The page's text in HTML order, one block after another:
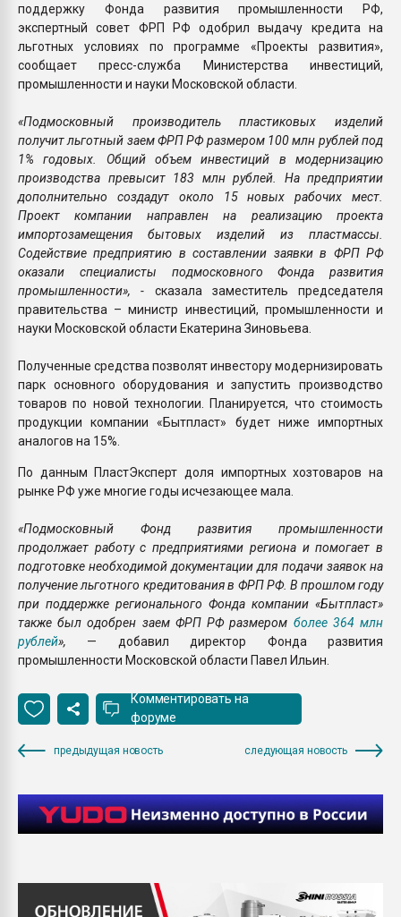
поддержку Фонда развития промышленности РФ,
экспертный совет ФРП РФ одобрил выдачу кредита на
льготных условиях по программе «Проекты развития»,
сообщает пресс-служба Министерства инвестиций,
промышленности и науки Московской области.
«Подмосковный производитель пластиковых изделий
получит льготный заем ФРП РФ размером 100 млн рублей под
1% годовых. Общий объем инвестиций в модернизацию
производства превысит 183 млн рублей. На предприятии
дополнительно создадут около 15 новых рабочих мест.
Проект компании направлен на реализацию проекта
импортозамещения бытовых изделий из пластмассы.
Содействие предприятию в составлении заявки в ФРП РФ
оказали специалисты подмосковного Фонда развития
промышленности», - сказала заместитель председателя
правительства – министр инвестиций, промышленности и
науки Московской области Екатерина Зиновьева.
Полученные средства позволят инвестору модернизировать
парк основного оборудования и запустить производство
товаров по новой технологии. Планируется, что стоимость
продукции компании «Бытпласт» будет ниже импортных
аналогов на 15%.
По данным ПластЭксперт доля импортных хозтоваров на
рынке РФ уже многие годы исчезающее мала.
«Подмосковный Фонд развития промышленности
продолжает работу с предприятиями региона и помогает в
подготовке необходимой документации для подачи заявок на
получение льготного кредитования в ФРП РФ. В прошлом году
при поддержке регионального Фонда компании «Бытпласт»
также был одобрен заем ФРП РФ размером более 364 млн
рублей», — добавил директор Фонда развития
промышленности Московской области Павел Ильин.
Комментировать на
форуме
предыдущая новость следующая новость